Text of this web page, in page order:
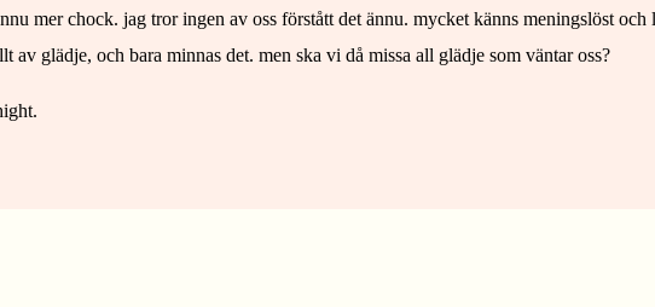
mer chock. jag tror ingen av oss förstått det ännu. mycket känns meningslöst
av glädje, och bara minnas det. men ska vi då missa all glädje som väntar oss?